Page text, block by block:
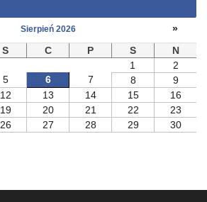
Sierpień 2026
»
S C P S
N
1
2
5 6 7 8
9
12 13 14 15
16
19 20 21 22
23
26 27 28 29
30